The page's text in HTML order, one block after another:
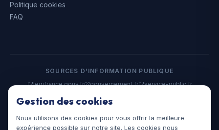
Politique cookies
FAQ
SOURCES D'INFORMATION PUBLIQUE
legifrance.gouv.fr
gouvernement.fr
service-public.fr
©2026 Assistances Juridiques. Tous droits réservés.
Gestion des cookies
Nous utilisons des cookies pour vous offrir la meilleure
expérience possible sur notre site. Les cookies nous